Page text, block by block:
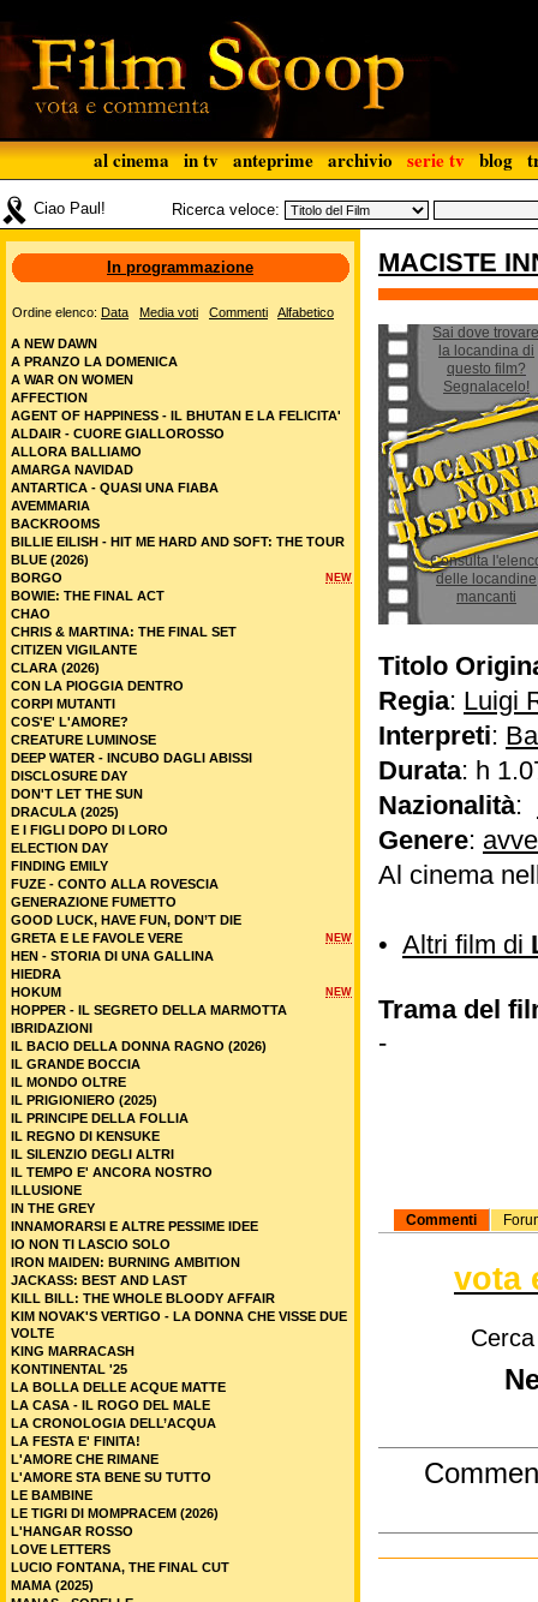
al cinema in tv anteprime archivio serie tv blog
Ciao Paul! Ricerca veloce:
MACISTE
Sai dove
la locandina di
questo film?
Segnalacelo!
Consulta
delle locandine
mancanti
Titolo
Regia: Luigi
Interpreti:
Durata: h
Nazionalità:
Genere:
Al cinema
• Altri film di
Trama del
-
Commenti
vota
In programmazione
Ordine elenco: Data Media voti Commenti Alfabetico
A NEW DAWN
A PRANZO LA DOMENICA
A WAR ON WOMEN
AFFECTION
AGENT OF HAPPINESS - IL BHUTAN E LA FELICITA'
ALDAIR - CUORE GIALLOROSSO
ALLORA BALLIAMO
AMARGA NAVIDAD
ANTARTICA - QUASI UNA FIABA
AVEMMARIA
BACKROOMS
BILLIE EILISH - HIT ME HARD AND SOFT: THE TOUR
BLUE (2026)
NEW
BORGO
BOWIE: THE FINAL ACT
CHAO
CHRIS & MARTINA: THE FINAL SET
CITIZEN VIGILANTE
CLARA (2026)
CON LA PIOGGIA DENTRO
CORPI MUTANTI
COS'E' L'AMORE?
CREATURE LUMINOSE
DEEP WATER - INCUBO DAGLI ABISSI
DISCLOSURE DAY
DON'T LET THE SUN
DRACULA (2025)
E I FIGLI DOPO DI LORO
ELECTION DAY
FINDING EMILY
FUZE - CONTO ALLA ROVESCIA
GENERAZIONE FUMETTO
GOOD LUCK, HAVE FUN, DON’T DIE
NEW
GRETA E LE FAVOLE VERE
HEN - STORIA DI UNA GALLINA
HIEDRA
NEW
HOKUM
HOPPER - IL SEGRETO DELLA MARMOTTA
IBRIDAZIONI
IL BACIO DELLA DONNA RAGNO (2026)
IL GRANDE BOCCIA
IL MONDO OLTRE
IL PRIGIONIERO (2025)
IL PRINCIPE DELLA FOLLIA
IL REGNO DI KENSUKE
IL SILENZIO DEGLI ALTRI
IL TEMPO E' ANCORA NOSTRO
ILLUSIONE
IN THE GREY
INNAMORARSI E ALTRE PESSIME IDEE
IO NON TI LASCIO SOLO
IRON MAIDEN: BURNING AMBITION
JACKASS: BEST AND LAST
KILL BILL: THE WHOLE BLOODY AFFAIR
KIM NOVAK'S VERTIGO - LA DONNA CHE VISSE DUE
VOLTE
KING MARRACASH
KONTINENTAL '25
LA BOLLA DELLE ACQUE MATTE
LA CASA - IL ROGO DEL MALE
LA CRONOLOGIA DELL’ACQUA
LA FESTA E' FINITA!
L'AMORE CHE RIMANE
L'AMORE STA BENE SU TUTTO
LE BAMBINE
LE TIGRI DI MOMPRACEM (2026)
L'HANGAR ROSSO
LOVE LETTERS
LUCIO FONTANA, THE FINAL CUT
MAMA (2025)